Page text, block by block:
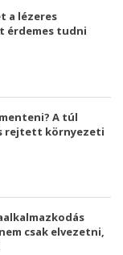
a lézeres
érdemes tudni
A túl
rejtett környezeti
csak elvezetni,